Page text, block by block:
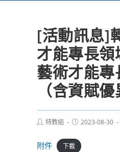
[活動訊息]
才能專長
藝術才能
（含資賦
Post特教組
Post2023-08-30
附件 下載